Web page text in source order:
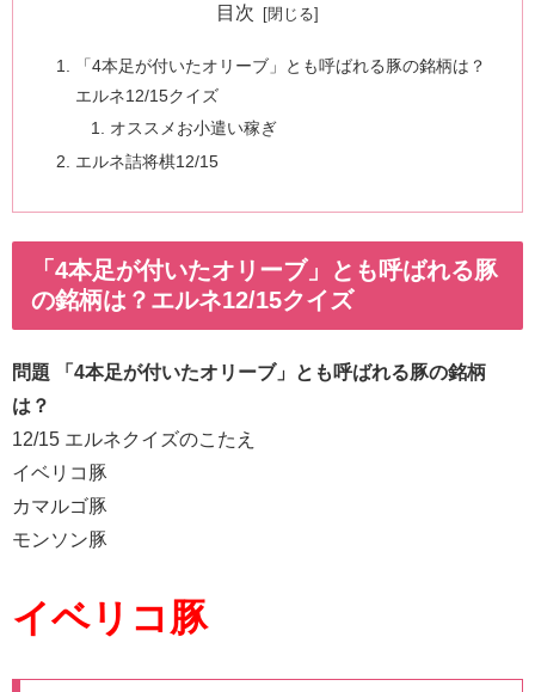
目次
「4本足が付いたオリーブ」とも呼ばれる豚の銘柄は？
エルネ12/15クイズ
オススメお小遣い稼ぎ
エルネ詰将棋12/15
「4本足が付いたオリーブ」とも呼ばれる豚
の銘柄は？エルネ12/15クイズ
問題 「4本足が付いたオリーブ」とも呼ばれる豚の銘柄
は？
12/15 エルネクイズのこたえ
イベリコ豚
カマルゴ豚
モンソン豚
イベリコ豚